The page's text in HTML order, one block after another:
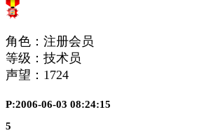
角色：注册会员
等级：技术员
声望： 1724
P:2006-06-03 08:24:15
5